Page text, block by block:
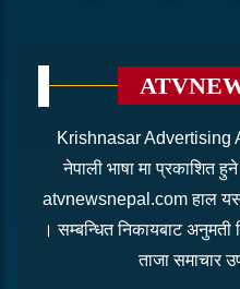
Krishnasar Advertising
नेपाली भाषा मा प्रकाशित
atvnewsnepal.com हाल यस
। सम्बन्धित निकायबाट अनुमती
ताजा समाचार